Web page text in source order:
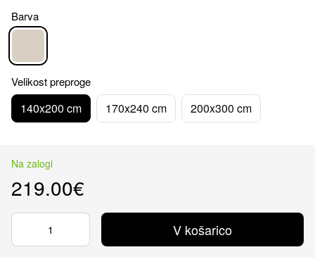
Barva
Velikost preproge
140x200 cm 170x240 cm 200x300 cm
Na zalogi
219.00€
V košarico